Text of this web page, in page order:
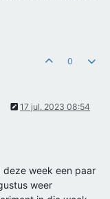
0
17 jul. 2023 08:54
deze week een paar
weer